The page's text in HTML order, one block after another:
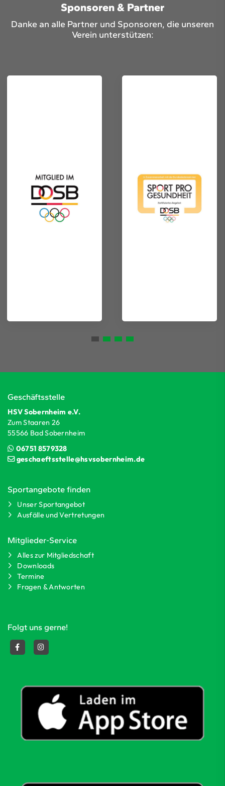
Sponsoren & Partner
Danke an alle Partner und Sponsoren, die unseren
Verein unterstützen:
Geschäftsstelle
HSV Sobernheim e.V.
Zum Staaren 26
55566 Bad Sobernheim
06751 8579328
geschaeftsstelle@hsvsobernheim.de
Sportangebote finden
Unser Sportangebot
Ausfälle und Vertretungen
Mitglieder-Service
Alles zur Mitgliedschaft
Downloads
Termine
Fragen & Antworten
Folgt uns gerne!